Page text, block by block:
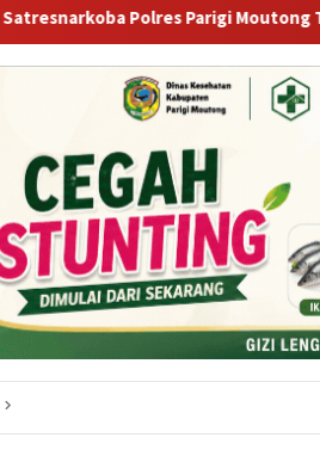
Parigi Moutong Tangani 30 Kasus